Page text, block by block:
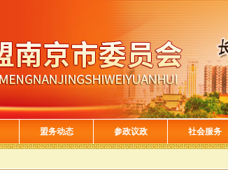
盟务动态 参政议政 社会服务